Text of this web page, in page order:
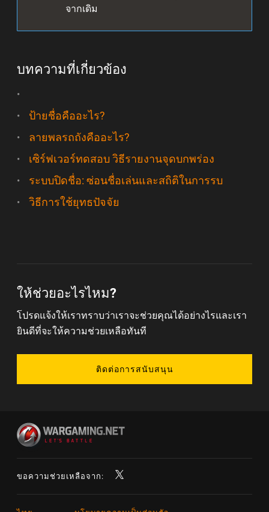
จากเดิม
บทความที่เกี่ยวข้อง
ป้ายชื่อคืออะไร?
ลายพลรถถังคืออะไร?
เซิร์ฟเวอร์ทดสอบ วิธีรายงานจุดบกพร่อง
ระบบปิดชื่อ: ซ่อนชื่อเล่นและสถิติในการรบ
วิธีการใช้ยุทธปัจจัย
ให้ช่วยอะไรไหม?
โปรดแจ้งให้เราทราบว่าเราจะช่วยคุณได้อย่างไรและเรา
ยินดีที่จะให้ความช่วยเหลือทันที
ติดต่อการสนับสนุน
ขอความช่วยเหลือจาก: